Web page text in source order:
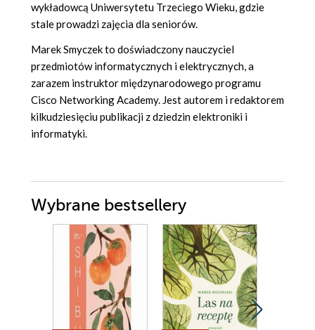
wykładowcą Uniwersytetu Trzeciego Wieku, gdzie
stale prowadzi zajęcia dla seniorów.
Marek Smyczek to doświadczony nauczyciel
przedmiotów informatycznych i elektrycznych, a
zarazem instruktor międzynarodowego programu
Cisco Networking Academy. Jest autorem i redaktorem
kilkudziesięciu publikacji z dziedzin elektroniki i
informatyki.
Wybrane bestsellery